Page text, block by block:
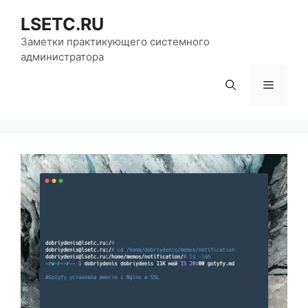
содержимому
LSETC.RU
Заметки практикующего системного
администратора
Меню